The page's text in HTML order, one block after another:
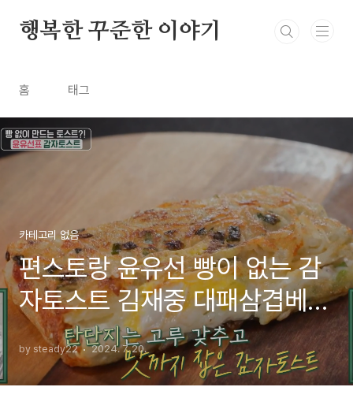
행복한 꾸준한 이야기
홈 태그
카테고리 없음
편스토랑 윤유선 빵이 없는 감
자토스트 김재중 대패삼겹베이
컨칩
by steady22 2024. 7. 20.